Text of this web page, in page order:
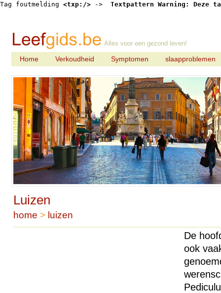
Tag foutmelding <txp:/> -> Textpattern Warning: Deze
Alles voor een gezond leven!
Home Verkoudheid Symptomen slaapproblemen
Luizen
home > luizen
De
ook